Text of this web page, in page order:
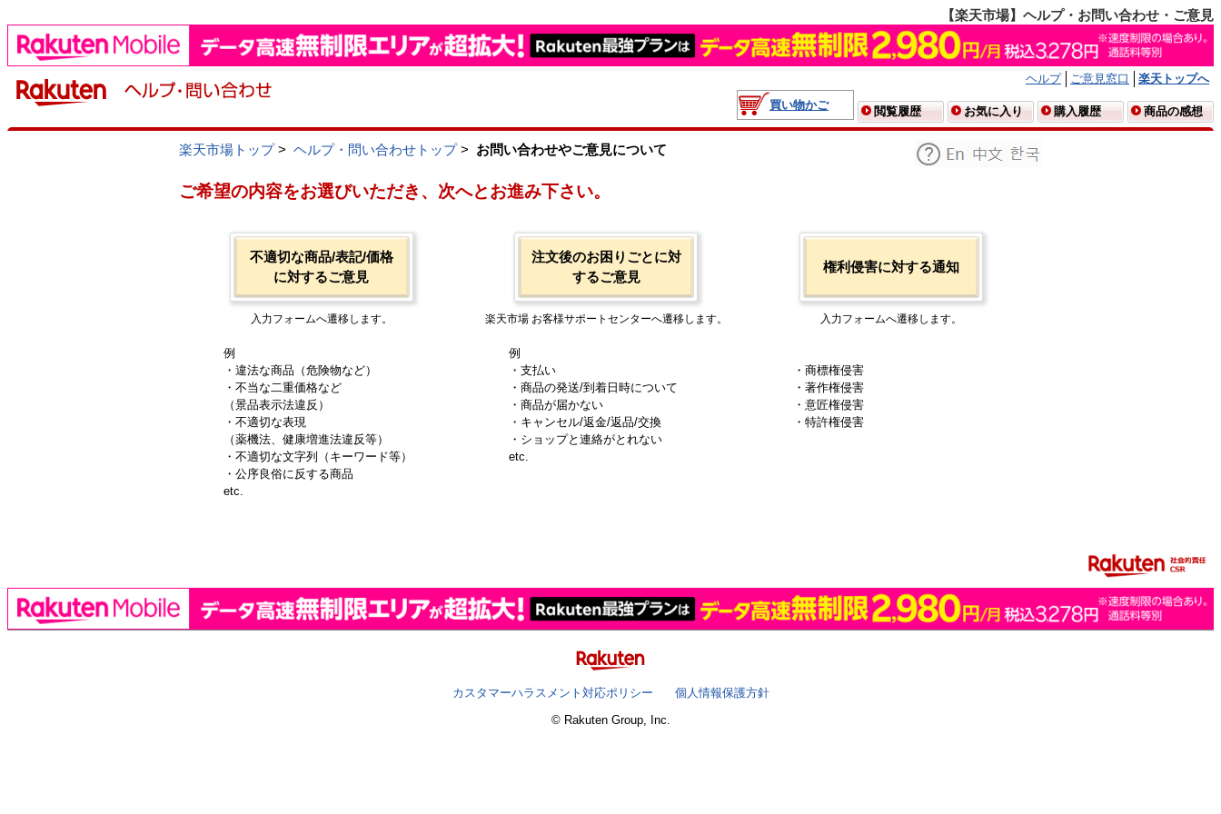
【楽天市場】ヘルプ・お問い合わせ・ご意見
ヘルプ ご意見窓口
楽天トップへ
買い物かご
閲覧履歴 お気に入り 購入履歴 商品の感想
楽天市場トップ> ヘルプ・問い合わせトップ> お問い合わせやご意見について
ご希望の内容をお選びいただき、次へとお進み下さい。
不適切な商品/表記/価格
に対するご意見
入力フォームへ遷移します。
例
・違法な商品（危険物など）
・不当な二重価格など
（景品表示法違反）
・不適切な表現
（薬機法、健康増進法違反等）
・不適切な文字列（キーワード等）
・公序良俗に反する商品
etc.
注文後のお困りごとに対
するご意見
楽天市場 お客様サポートセンターへ遷移します。
例
・支払い
・商品の発送/到着日時について
・商品が届かない
・キャンセル/返金/返品/交換
・ショップと連絡がとれない
etc.
権利侵害に対する通知
入力フォームへ遷移します。
・商標権侵害
・著作権侵害
・意匠権侵害
・特許権侵害
カスタマーハラスメント対応ポリシー
個人情報保護方針
© Rakuten Group, Inc.